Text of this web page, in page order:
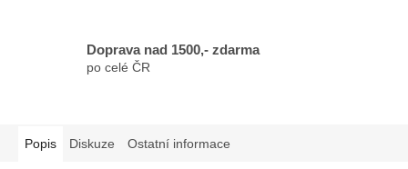
Doprava nad 1500,- zdarma
po celé ČR
Popis Diskuze Ostatní informace